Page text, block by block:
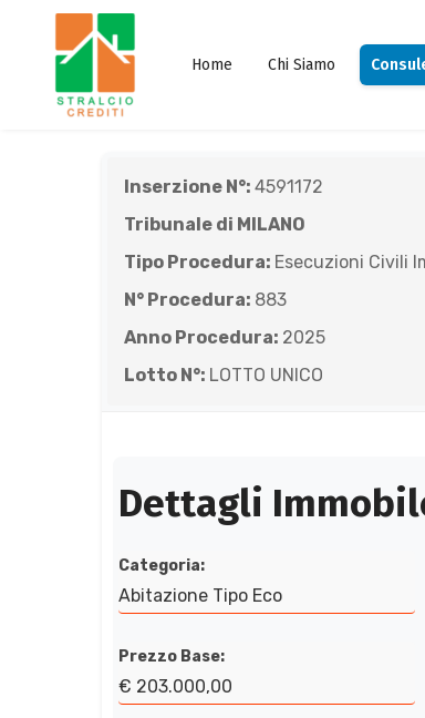
Home Chi Siamo
Inserzione N°: 4591172
Tribunale di MILANO
Tipo Procedura: Esecuzioni Civili
N° Procedura: 883
Anno Procedura: 2025
Lotto N°: LOTTO UNICO
Dettagli
Categoria:
Abitazione Tipo Eco
Prezzo Base:
€ 203.000,00